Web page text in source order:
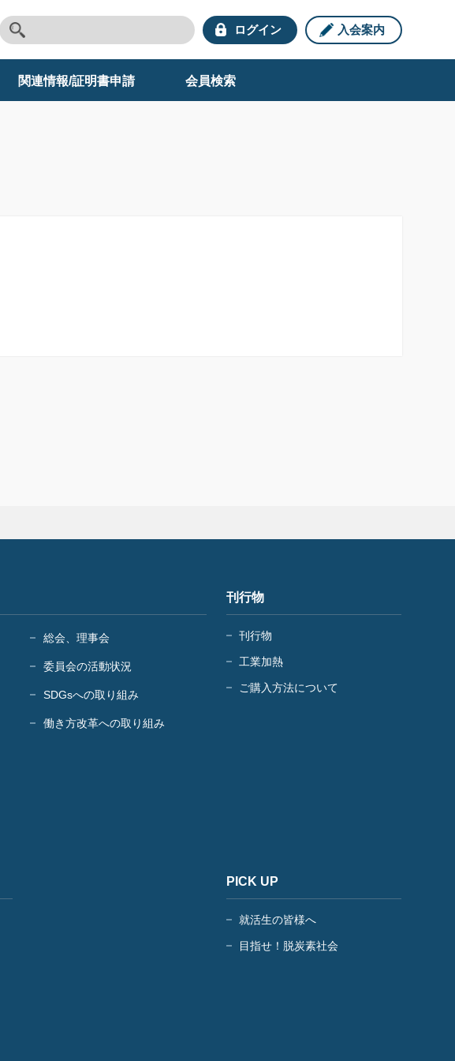
ログイン 入会案内
関連情報/証明書申請 会員検索
総会、理事会
委員会の活動状況
SDGsへの取り組み
働き方改革への取り組み
刊行物
刊行物
工業加熱
ご購入方法について
PICK UP
就活生の皆様へ
目指せ！脱炭素社会